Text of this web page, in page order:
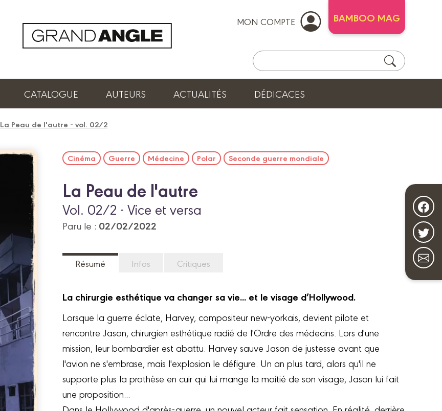
MON COMPTE BAMBOO MAG
CATALOGUE AUTEURS ACTUALITÉS DÉDICACES
La Peau de l'autre - vol. 02/2
Cinéma Guerre Médecine Polar Seconde guerre mondiale
La Peau de l'autre
Vol. 02/2 - Vice et versa
Paru le : 02/02/2022
Résumé Infos Critiques
La chirurgie esthétique va changer sa vie... et le visage d’Hollywood.
Lorsque la guerre éclate, Harvey, compositeur new-yorkais, devient pilote et
rencontre Jason, chirurgien esthétique radié de l'Ordre des médecins. Lors d'une
mission, leur bombardier est abattu. Harvey sauve Jason de justesse avant que
l'avion ne s'embrase, mais l'explosion le défigure. Un an plus tard, alors qu'il ne
supporte plus la prothèse en cuir qui lui mange la moitié de son visage, Jason lui fait
une proposition...